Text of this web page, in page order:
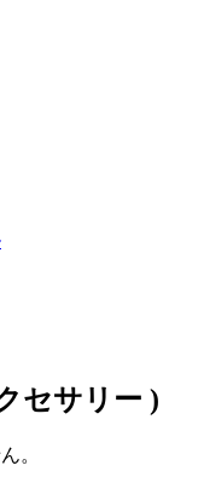
セサリー )
。